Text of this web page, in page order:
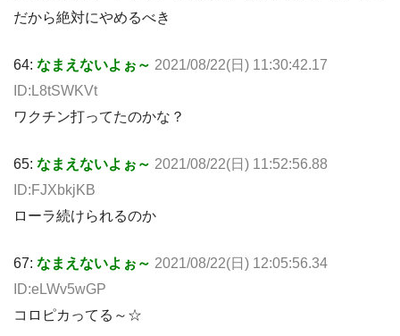
だから絶対にやめるべき
64: なまえないよぉ～ 2021/08/22(日) 11:30:42.17
ID:L8tSWKVt
ワクチン打ってたのかな？
65: なまえないよぉ～ 2021/08/22(日) 11:52:56.88
ID:FJXbkjKB
ローラ続けられるのか
67: なまえないよぉ～ 2021/08/22(日) 12:05:56.34
ID:eLWv5wGP
コロピカってる～☆